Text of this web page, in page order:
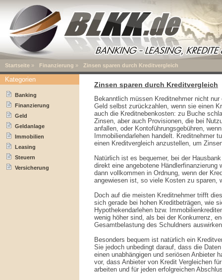
Startseite » Finanzierung » Zinsen sparen durch Kreditvergleich
Zinsen sparen durch Kreditvergleich
Bekanntlich müssen Kreditnehmer nicht
Geld selbst zurückzahlen, wenn sie einen
auch die Kreditnebenkosten: zu Buche
Zinsen, aber auch Provisionen, die bei
anfallen, oder Kontoführungsgebühren,
Immobiliendarlehen handelt. Kreditnehmer
einen Kreditvergleich anzustellen, um
Natürlich ist es bequemer, bei der
direkt eine angebotene Händlerfinanzierung
dann vollkommen in Ordnung, wenn der
angewiesen ist, so viele Kosten zu sparen,
Doch auf die meisten Kreditnehmer trifft
sich gerade bei hohen Kreditbeträgen, wie
Hypothekendarlehen bzw.
wenig höher sind, als bei der Konkurrenz,
Gesamtbelastung des Schuldners
Besonders bequem ist natürlich ein
Sie jedoch unbedingt darauf, dass die
einen unabhängigen und seriösen Anbieter
vor, dass Anbieter von Kredit Vergleichen
arbeiten und für jeden erfolgreichen
Kategorien
Banking
Finanzierung
Geld
Geldanlage
Immobilien
Leasing
Steuern
Versicherung